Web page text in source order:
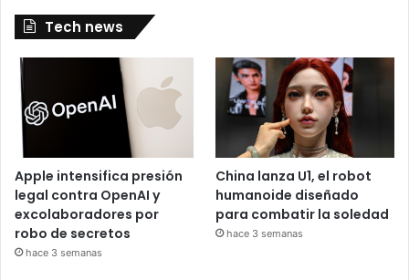
Tech news
Apple intensifica presión
legal contra OpenAI y
excolaboradores por
robo de secretos
hace 3 semanas
China lanza U1, el robot
humanoide diseñado
para combatir la soledad
hace 3 semanas